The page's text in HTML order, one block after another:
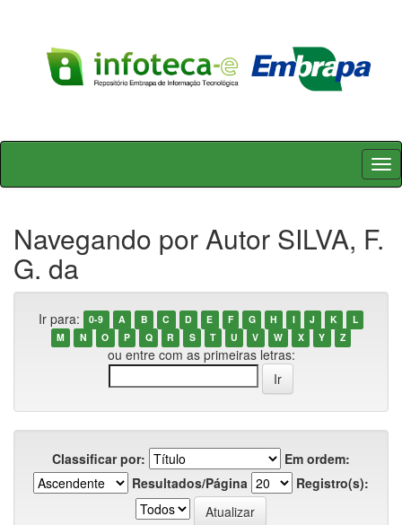
Skip
Navegando por Autor SILVA, F.
G. da
Ir para: 0-9 A B C D E F G H I J K
L
M
N O P Q R S T U V W X Y Z
ou entre com as primeiras letras:
Classificar por:
Em ordem:
Resultados/Página
Registro(s):